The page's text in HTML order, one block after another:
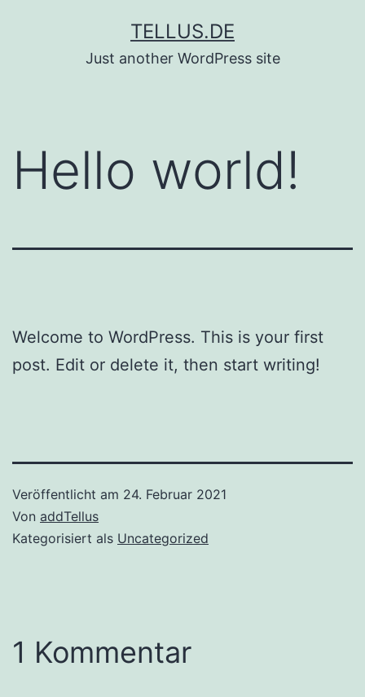
TELLUS.DE
Just another WordPress site
Hello world!
Welcome to WordPress. This is your first
post. Edit or delete it, then start writing!
Veröffentlicht am 24. Februar 2021
Von addTellus
Kategorisiert als Uncategorized
1 Kommentar